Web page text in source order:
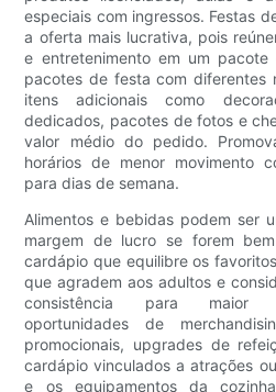
especiais com ingressos. Festas
a oferta mais lucrativa, pois
e entretenimento em um
pacotes de festa com diferentes
itens adicionais como
dedicados, pacotes de fotos e
valor médio do pedido.
horários de menor movimento
para dias de semana.
Alimentos e bebidas podem ser
margem de lucro se forem
cardápio que equilibre os
que agradem aos adultos e
consistência para maior
oportunidades de
promocionais, upgrades de
cardápio vinculados a atrações
e os equipamentos da